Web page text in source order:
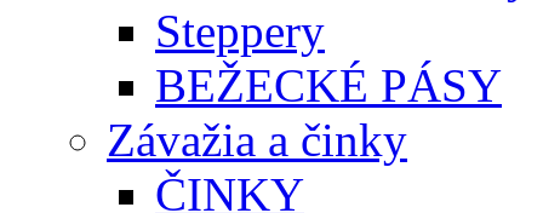
Steppery
BEŽECKÉ PÁSY
Závažia a činky
ČINKY